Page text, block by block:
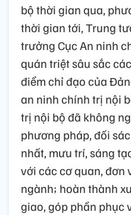
bộ thời gian qua,
thời gian tới, Trung
trưởng Cục An ninh
quán triệt sâu sắc
điểm chỉ đạo của
an ninh chính trị nội
trị nội bộ đã không
phương pháp, đối
nhất, mưu trí, sáng
với các cơ quan, đơn
ngành; hoàn thành
giao, góp phần phục